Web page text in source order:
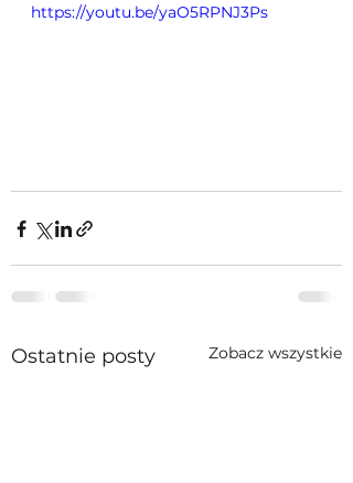
https://youtu.be/yaO5RPNJ3Ps
Ostatnie posty Zobacz wszystkie